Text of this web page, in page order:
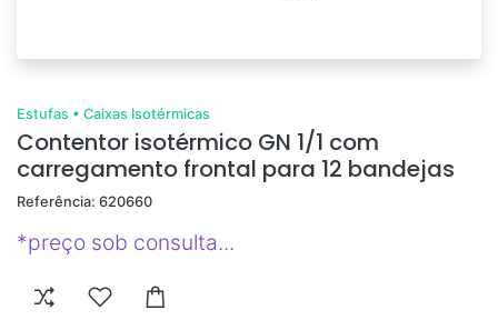
Estufas • Caixas Isotérmicas
Contentor isotérmico GN 1/1 com
carregamento frontal para 12 bandejas
Referência: 620660
*preço sob consulta...